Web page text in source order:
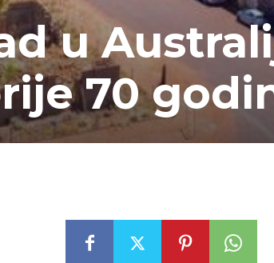
u
70